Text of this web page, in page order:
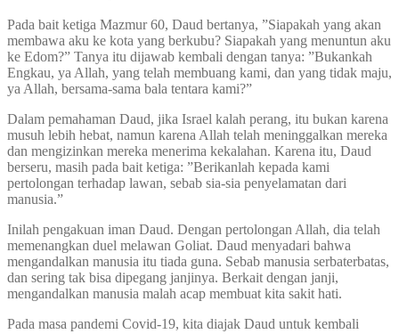
Pada bait ketiga Mazmur 60, Daud bertanya, ”Siapakah yang akan
membawa aku ke kota yang berkubu? Siapakah yang menuntun aku
ke Edom?” Tanya itu dijawab kembali dengan tanya: ”Bukankah
Engkau, ya Allah, yang telah membuang kami, dan yang tidak maju,
ya Allah, bersama-sama bala tentara kami?”
Dalam pemahaman Daud, jika Israel kalah perang, itu bukan karena
musuh lebih hebat, namun karena Allah telah meninggalkan mereka
dan mengizinkan mereka menerima kekalahan. Karena itu, Daud
berseru, masih pada bait ketiga: ”Berikanlah kepada kami
pertolongan terhadap lawan, sebab sia-sia penyelamatan dari
manusia.”
Inilah pengakuan iman Daud. Dengan pertolongan Allah, dia telah
memenangkan duel melawan Goliat. Daud menyadari bahwa
mengandalkan manusia itu tiada guna. Sebab manusia serbaterbatas,
dan sering tak bisa dipegang janjinya. Berkait dengan janji,
mengandalkan manusia malah acap membuat kita sakit hati.
Pada masa pandemi Covid-19, kita diajak Daud untuk kembali